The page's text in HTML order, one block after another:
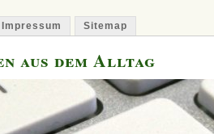
Impressum Sitemap
aus dem Alltag